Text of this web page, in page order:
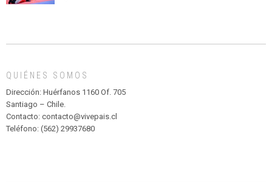
MADAGASCAR
PARQUE
HURATDO
QUIÉNES SOMOS
Dirección: Huérfanos 1160 Of. 705
Santiago – Chile.
Contacto: contacto@vivepais.cl
Teléfono: (562) 29937680